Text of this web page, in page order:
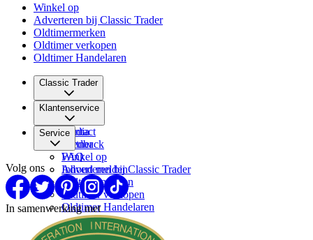
Winkel op
Adverteren bij Classic Trader
Oldtimermerken
Oldtimer verkopen
Oldtimer Handelaren
Classic Trader
Over ons
Vacatures
Media
Partner
Klantenservice
Contact
Feedback
FAQ
Inhoud melden
Service
Winkel op
Adverteren bij Classic Trader
Oldtimermerken
Oldtimer verkopen
Oldtimer Handelaren
Volg ons
In samenwerking met